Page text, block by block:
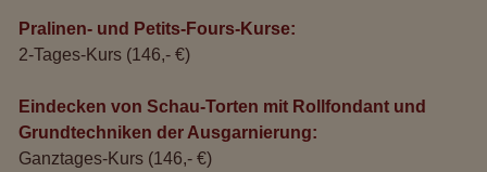
Pralinen- und Petits-Fours-Kurse:
2-Tages-Kurs (146,- €)
Eindecken von Schau-Torten mit Rollfondant und
Grundtechniken der Ausgarnierung:
Ganztages-Kurs (146,- €)